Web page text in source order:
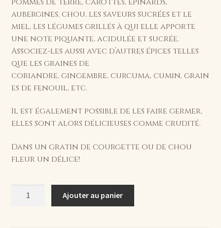
aubergines, chou, les saveurs sucrées et le
miel, les légumes grillés à qui elle apporte
une note piquante, acidulée et sucrée.
Associez-les aussi avec d’autres épices telles
que les graines de
coriandre, gingembre, curcuma, cumin, grain
es de fenouil, etc.
Il est également possible de les faire germer,
elles sont alors délicieuses comme crudité.
Dans un gratin de courgette ou de chou
fleur un délice!
quantité
Ajouter au panier